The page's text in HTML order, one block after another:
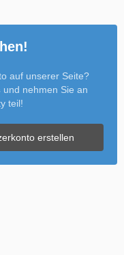
auf unserer Seite?
und nehmen Sie an
teil!
erstellen